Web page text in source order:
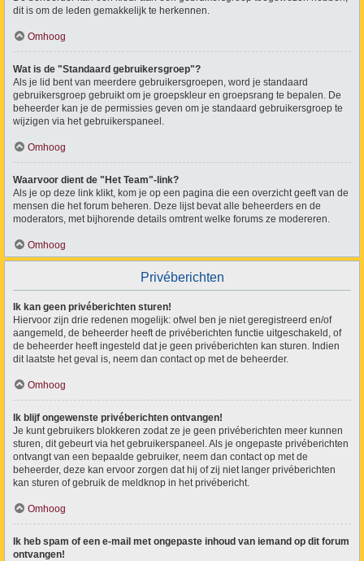
dit is om de leden gemakkelijk te herkennen.
Omhoog
Wat is de "Standaard gebruikersgroep"?
Als je lid bent van meerdere gebruikersgroepen, word je standaard
gebruikersgroep gebruikt om je groepskleur en groepsrang te bepalen. De
beheerder kan je de permissies geven om je standaard gebruikersgroep te
wijzigen via het gebruikerspaneel.
Omhoog
Waarvoor dient de "Het Team"-link?
Als je op deze link klikt, kom je op een pagina die een overzicht geeft van de
mensen die het forum beheren. Deze lijst bevat alle beheerders en de
moderators, met bijhorende details omtrent welke forums ze modereren.
Omhoog
Privéberichten
Ik kan geen privéberichten sturen!
Hiervoor zijn drie redenen mogelijk: ofwel ben je niet geregistreerd en/of
aangemeld, de beheerder heeft de privéberichten functie uitgeschakeld, of
de beheerder heeft ingesteld dat je geen privéberichten kan sturen. Indien
dit laatste het geval is, neem dan contact op met de beheerder.
Omhoog
Ik blijf ongewenste privéberichten ontvangen!
Je kunt gebruikers blokkeren zodat ze je geen privéberichten meer kunnen
sturen, dit gebeurt via het gebruikerspaneel. Als je ongepaste privéberichten
ontvangt van een bepaalde gebruiker, neem dan contact op met de
beheerder, deze kan ervoor zorgen dat hij of zij niet langer privéberichten
kan sturen of gebruik de meldknop in het privébericht.
Omhoog
Ik heb spam of een e-mail met ongepaste inhoud van iemand op dit forum
ontvangen!